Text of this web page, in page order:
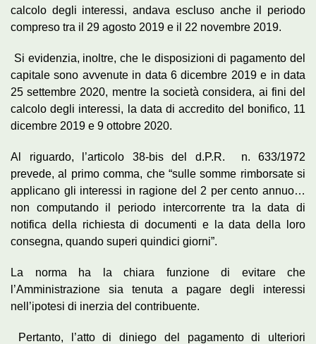
calcolo degli interessi, andava escluso anche il periodo
compreso tra il 29 agosto 2019 e il 22 novembre 2019.
Si evidenzia, inoltre, che le disposizioni di pagamento del
capitale sono avvenute in data 6 dicembre 2019 e in data
25 settembre 2020, mentre la società considera, ai fini del
calcolo degli interessi, la data di accredito del bonifico, 11
dicembre 2019 e 9 ottobre 2020.
Al riguardo, l’articolo 38-bis del d.P.R. n. 633/1972
prevede, al primo comma, che “sulle somme rimborsate si
applicano gli interessi in ragione del 2 per cento annuo…
non computando il periodo intercorrente tra la data di
notifica della richiesta di documenti e la data della loro
consegna, quando superi quindici giorni”.
La norma ha la chiara funzione di evitare che
l’Amministrazione sia tenuta a pagare degli interessi
nell’ipotesi di inerzia del contribuente.
Pertanto, l’atto di diniego del pagamento di ulteriori